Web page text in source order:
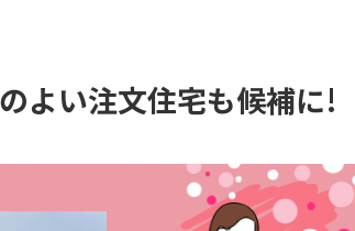
よい注文住宅も候補に!